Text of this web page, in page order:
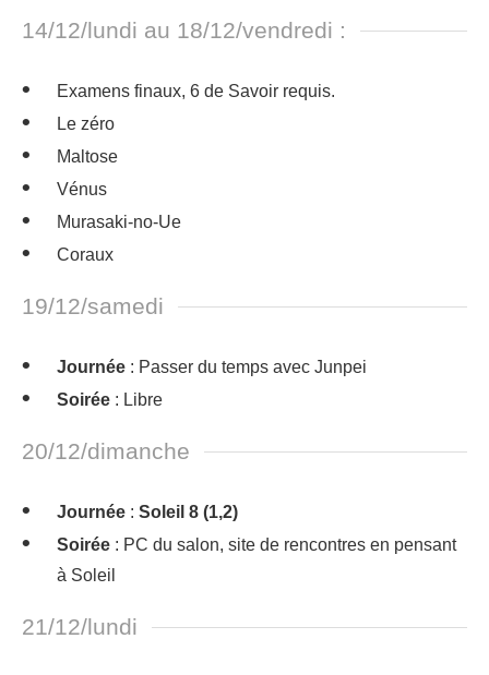
14/12/lundi au 18/12/vendredi :
Examens finaux, 6 de Savoir requis.
Le zéro
Maltose
Vénus
Murasaki-no-Ue
Coraux
19/12/samedi
Journée : Passer du temps avec Junpei
Soirée : Libre
20/12/dimanche
Journée : Soleil 8 (1,2)
Soirée : PC du salon, site de rencontres en pensant
à Soleil
21/12/lundi